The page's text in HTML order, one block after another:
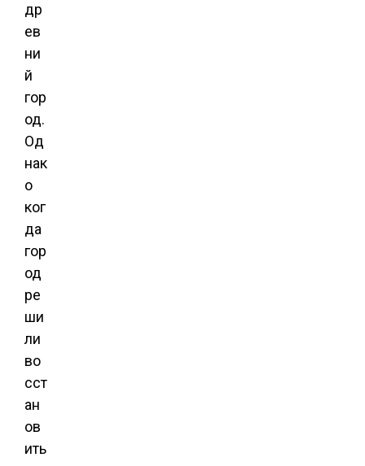
др
ев
ни
й
гор
од.
Од
нак
о
ког
да
гор
од
ре
ши
ли
во
сст
ан
ов
ить